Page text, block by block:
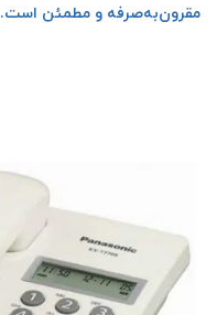
مقرون‌به‌صرفه و مطمئن است.